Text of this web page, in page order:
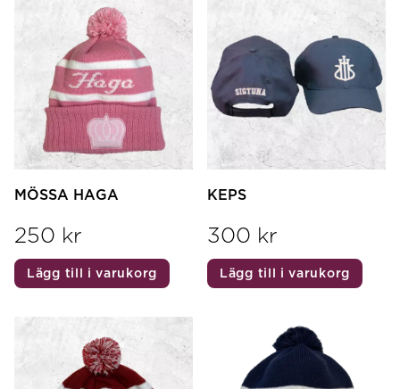
MÖSSA HAGA
250 kr
Lägg till i varukorg
KEPS
300 kr
Lägg till i varukorg